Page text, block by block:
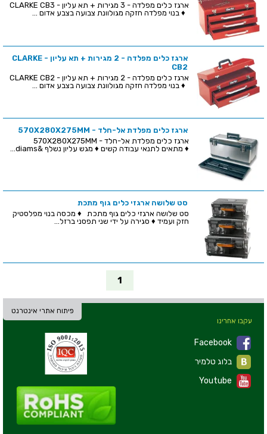
ארגז כלים מפלדה - 3 מגירות + תא עליון - CLARKE CB3
♦ בנוי מפלדה חזקה מגולוונת צבועה בצבע אדום ...
ארגז כלים מפלדה - 2 מגירות + תא עליון - CLARKE
CB2
ארגז כלים מפלדה - 2 מגירות + תא עליון - CLARKE CB2
♦ בנוי מפלדה חזקה מגולוונת צבועה בצבע אדום ...
ארגז כלים מפלדת אל-חלד - 570X280X275MM
♦ מתאים לתנאי עבודה קשים ♦ מגש עליון נשלף &diams...
סט שלושה ארגזי כלים גוף מתכת
סט שלושה ארגזי כלים גוף מתכת ♦ מכסה בנוי מפלסטיק
חזק ועמיד ♦ סגירה על ידי שני תפסני ברזל...
1
פיתוח אתרי אינטרנט
עקבו אחרינו
Facebook
Youtube